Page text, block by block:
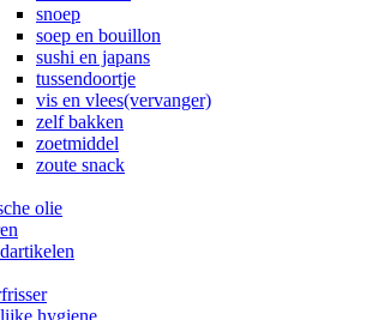
snoep
soep en bouillon
sushi en japans
tussendoortje
vis en vlees(vervanger)
zelf bakken
zoetmiddel
zoute snack
olie
hygiene